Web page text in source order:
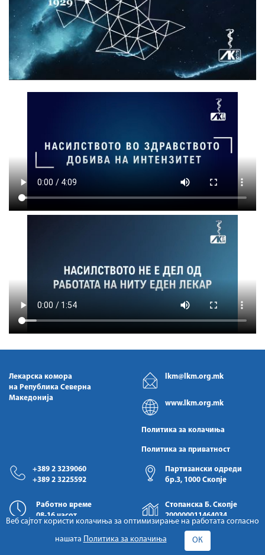
Лекарска комора
на Република Северна
Македонија
lkm@lkm.org.mk
www.lkm.org.mk
Политика за колачиња
Политика за приватност
+389 2 3239060
+389 2 3225592
Партизански одреди
бр.3, 1000 Скопје
Работно време
08-16 часот
Стопанска Б. Скопје
200000011464034
Веб сајтот користи колачиња за оптимизирање на работата согласно
нашата
Политика за колачиња ОК